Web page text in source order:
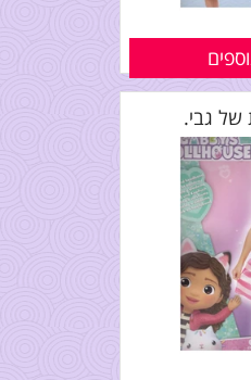
של גבי.